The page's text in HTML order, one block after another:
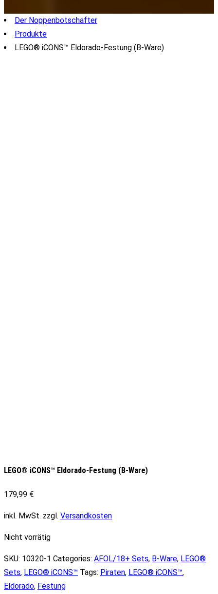
Der Noppenbotschafter
Produkte
LEGO® iCONS™ Eldorado-Festung (B-Ware)
LEGO® iCONS™ Eldorado-Festung (B-Ware)
179,99 €
inkl. MwSt. zzgl. Versandkosten
Nicht vorrätig
SKU: 10320-1 Categories: AFOL/18+ Sets, B-Ware, LEGO®
Sets, LEGO® iCONS™ Tags: Piraten, LEGO® iCONS™,
Eldorado, Festung